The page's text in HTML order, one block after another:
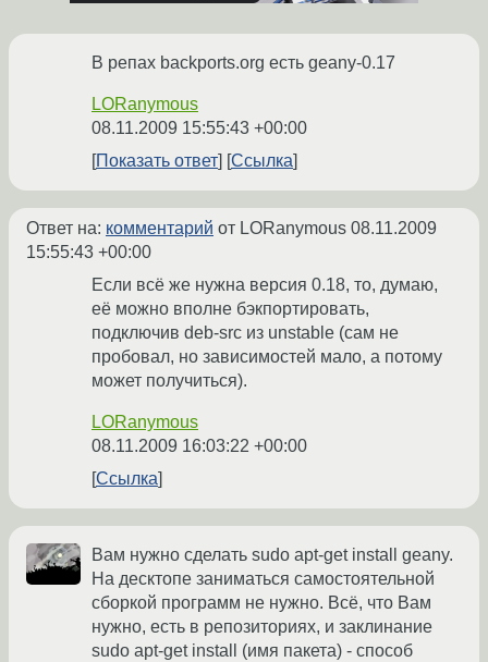
В репах backports.org есть geany-0.17
LORanymous
08.11.2009 15:55:43 +00:00
Показать ответ
Ссылка
Ответ на: комментарий от LORanymous 08.11.2009
15:55:43 +00:00
Если всё же нужна версия 0.18, то, думаю,
её можно вполне бэкпортировать,
подключив deb-src из unstable (сам не
пробовал, но зависимостей мало, а потому
может получиться).
LORanymous
08.11.2009 16:03:22 +00:00
Ссылка
Вам нужно сделать sudo apt-get install geany.
На десктопе заниматься самостоятельной
сборкой программ не нужно. Всё, что Вам
нужно, есть в репозиториях, и заклинание
sudo apt-get install (имя пакета) - способ